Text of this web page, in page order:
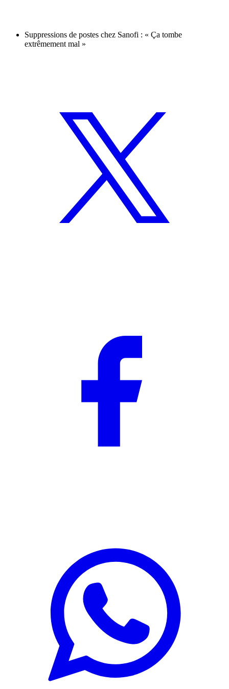
Suppressions de postes chez Sanofi : « Ça tombe
extrêmement mal »